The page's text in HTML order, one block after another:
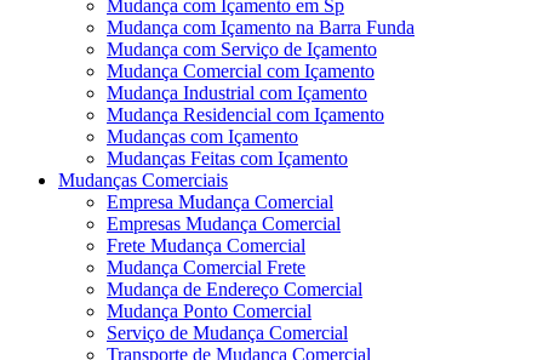
Mudança com Içamento em Sp
Mudança com Içamento na Barra Funda
Mudança com Serviço de Içamento
Mudança Comercial com Içamento
Mudança Industrial com Içamento
Mudança Residencial com Içamento
Mudanças com Içamento
Mudanças Feitas com Içamento
Mudanças Comerciais
Empresa Mudança Comercial
Empresas Mudança Comercial
Frete Mudança Comercial
Mudança Comercial Frete
Mudança de Endereço Comercial
Mudança Ponto Comercial
Serviço de Mudança Comercial
Transporte de Mudança Comercial